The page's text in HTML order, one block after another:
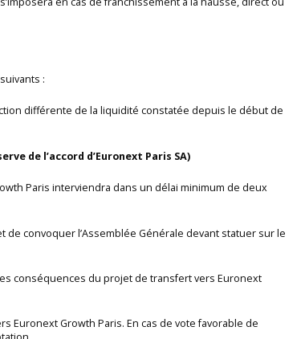
:
différente de la liquidité constatée depuis le début de
de l’accord d’Euronext Paris SA)
Paris interviendra dans un délai minimum de deux
de convoquer l’Assemblée Générale devant statuer sur le
conséquences du projet de transfert vers Euronext
Euronext Growth Paris. En cas de vote favorable de